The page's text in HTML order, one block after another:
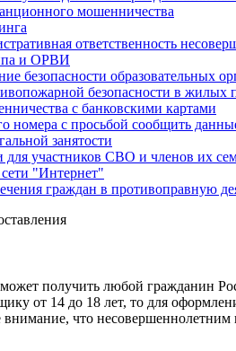
мошенничества
ответственность
и ОРВИ
безопасности образовательных
безопасности в жилых
с банковскими картами
номера с просьбой сообщить
занятости
участников СВО и членов их
"Интернет"
граждан в противоправную
получить любой гражданин
от 14 до 18 лет, то для
внимание, что